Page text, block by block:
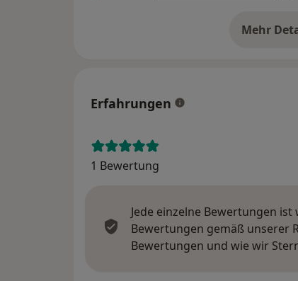
Mehr
Erfahrungen
1 Bewertung
Jede einzelne Bewertungen
Bewertungen gemäß unserer
Bewertungen und wie wir